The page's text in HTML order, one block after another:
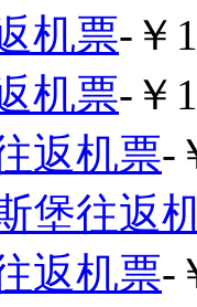
机票-￥
机票-￥
返机票-
堡往返
返机票-